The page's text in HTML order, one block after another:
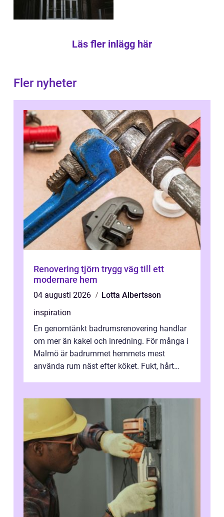
Läs fler inlägg här
Fler nyheter
Renovering tjörn trygg väg till ett
modernare hem
04 augusti 2026
Lotta Albertsson
inspiration
En genomtänkt badrumsrenovering handlar
om mer än kakel och inredning. För många i
Malmö är badrummet hemmets mest
använda rum näst efter köket. Fukt, hårt